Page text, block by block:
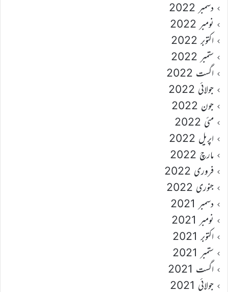
دسمبر 2022
نومبر 2022
اکتوبر 2022
ستمبر 2022
اگست 2022
جولائی 2022
جون 2022
مئی 2022
اپریل 2022
مارچ 2022
فروری 2022
جنوری 2022
دسمبر 2021
نومبر 2021
اکتوبر 2021
ستمبر 2021
اگست 2021
جولائی 2021